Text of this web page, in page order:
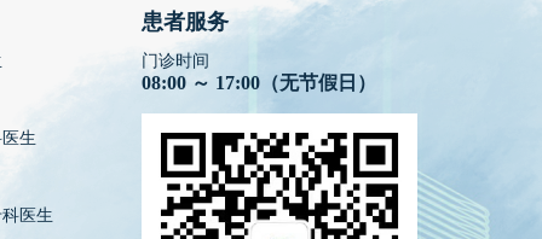
生
医生
患者服务
门诊时间
08:00 ～ 17:00（无节假日）